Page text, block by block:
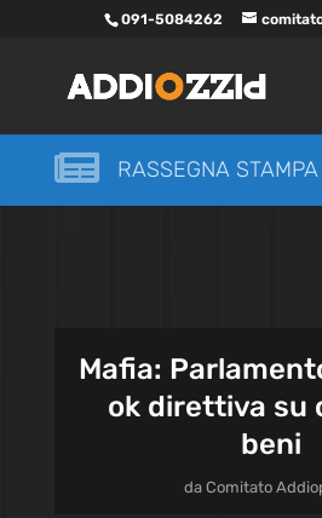
091-5084262
 RASSEGNA STAMPA
Mafia:
ok direttiva su
beni
daComitato